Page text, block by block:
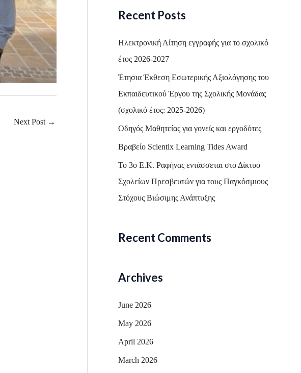
Next Post →
c
h
Recent Posts
Ηλεκτρονική Αίτηση εγγραφής για το σχολικό
έτος 2026-2027
Έτησια Έκθεση Εσωτερικής Αξιολόγησης του
Εκπαιδευτικού Έργου της Σχολικής Μονάδας
(σχολικό έτος: 2025-2026)
Οδηγός Μαθητείας για γονείς και εργοδότες
Βραβείο Scientix Learning Tides Award
Το 3ο Ε.Κ. Ραφήνας εντάσσεται στο Δίκτυο
Σχολείων Πρεσβευτών για τους Παγκόσμιους
Στόχους Βιώσιμης Ανάπτυξης
Recent Comments
Archives
June 2026
May 2026
April 2026
March 2026